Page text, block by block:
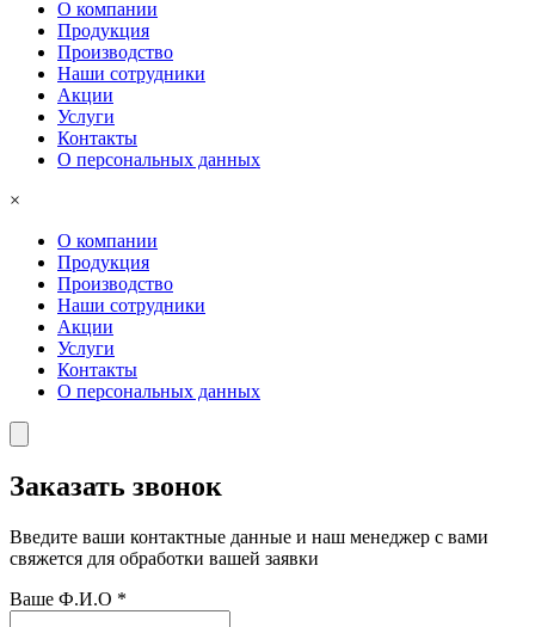
О компании
Продукция
Производство
Наши сотрудники
Акции
Услуги
Контакты
О персональных данных
×
О компании
Продукция
Производство
Наши сотрудники
Акции
Услуги
Контакты
О персональных данных
Заказать звонок
Введите ваши контактные данные и наш менеджер с вами
свяжется для обработки вашей заявки
Ваше Ф.И.О *